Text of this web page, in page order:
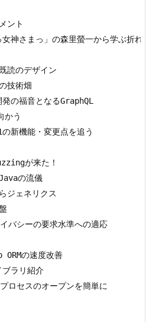
ント
神さまっ」の森里螢一から学ぶ折れ
読のデザイン
技術畑
の福音となるGraphQL
かう
新機能・変更点を追う
が来た！
の流儀
ジェネリクス
シーの要求水準への適応
ORMの速度改善
ラリ紹介
セスのオープンを簡単に